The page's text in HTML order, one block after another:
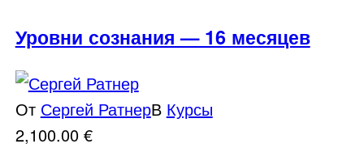
Уровни сознания — 16 месяцев
От Сергей РатнерВ Курсы
2,100.00 €